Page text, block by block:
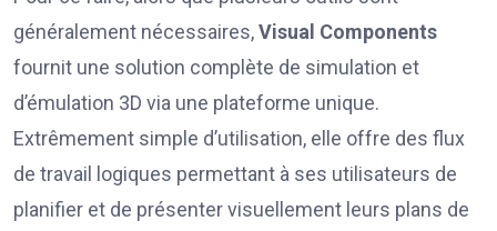
généralement nécessaires,Visual Components
fournit une solution complète de simulation et
d’émulation 3D via une plateforme unique.
Extrêmement simple d’utilisation, elle offre des flux
de travail logiques permettant à ses utilisateurs de
planifier et de présenter visuellement leurs plans de